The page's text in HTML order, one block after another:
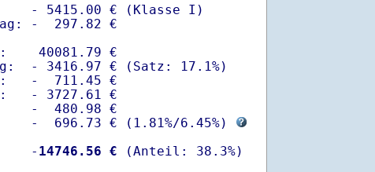
- 5415.00 € (Klasse I)
-  297.82 €
40081.79 €
- 3416.97 € (Satz: 17.1%)
-  711.45 €
- 3727.61 €
-  480.98 €
-  696.73 € ( 1.81%/6.45%)
- 14746.56 €